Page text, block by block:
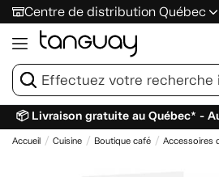
Centre de distribution Québec
📦 Livraison gratuite au Québec* -
Accueil Cuisine Boutique café Accessoires